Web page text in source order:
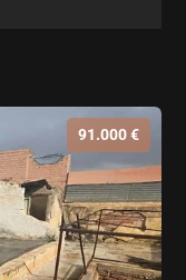
91.000 €